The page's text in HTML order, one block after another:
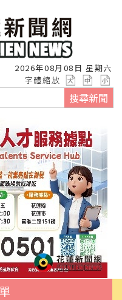
2026年08月08日 星期六
字體縮放
搜尋新聞